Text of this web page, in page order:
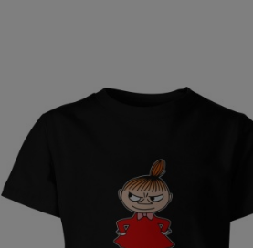
Niezależnie od pogody, otula ciepłem i
Trwała dziecięca bluza z
Podczas intensywnej zabawy, wspinaczek
że sprosta każdemu dziecięcemu
nadrukiem Mała Midobrze znoszą
został przemyślany, by zapewnić
nadrukiem
nadąża za ich tempem.